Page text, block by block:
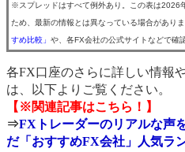
※スプレッドはすべて例外あり。この表は2026
ため、最新の情報とは異なっている場合があり
すめ比較」 や、各FX会社の公式サイトなどで確
各FX口座のさらに詳しい情報
は、以下よりご覧ください。
【※関連記事はこちら！】
⇒FXトレーダーのリアルな声
だ「おすすめFX会社」人気ラ